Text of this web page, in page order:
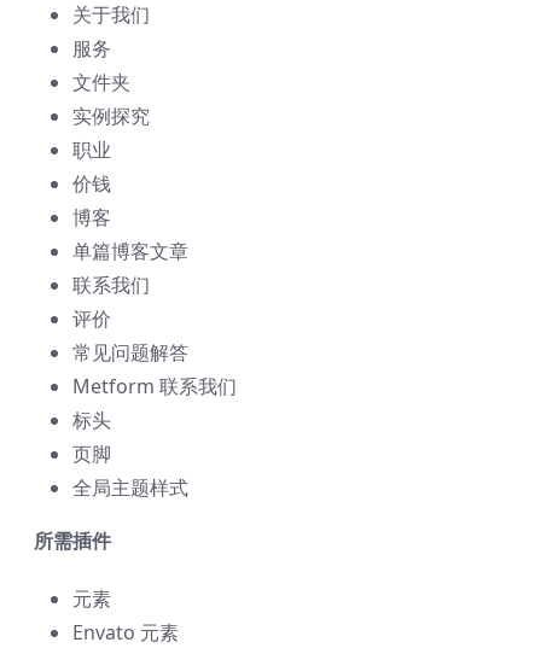
关于我们
服务
文件夹
实例探究
职业
价钱
博客
单篇博客文章
联系我们
评价
常见问题解答
Metform 联系我们
标头
页脚
全局主题样式
所需插件
元素
Envato 元素